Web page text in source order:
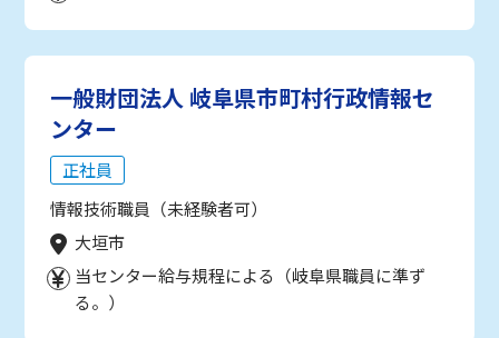
一般財団法人 岐阜県市町村行政情報セ
ンター
正社員
情報技術職員（未経験者可）
大垣市
当センター給与規程による（岐阜県職員に準ず
る。）